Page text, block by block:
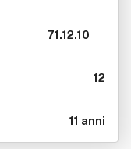
71.12.10
12
11 anni